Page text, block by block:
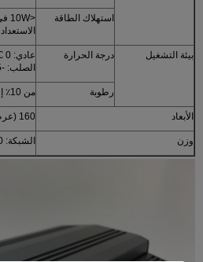
استهلاك الطاقة
الاستعداد
بيئة التشغيل درجة الحرارة
الصلب: -25 ℃ ~ + 60 ℃
رطوبة من 10٪ إلى 95٪
الأبعاد 160 (عرض) x62 (H) x200 (D) ملم.
وزن الشبكة: 2200 غرام ، الإجمالي: 3500 غرام